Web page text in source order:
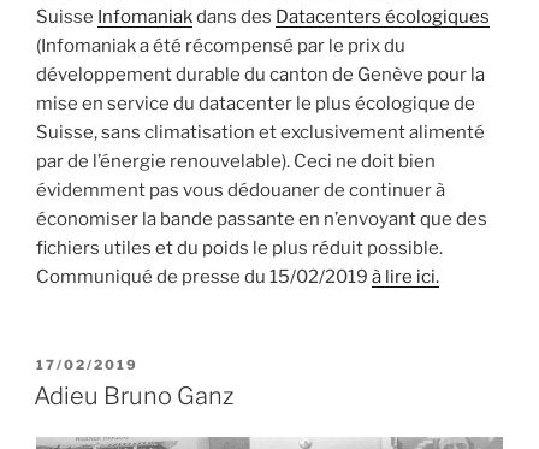
Suisse Infomaniakdans des Datacenters écologiques
(Infomaniak a été récompensé par le prix du
développement durable du canton de Genève pour la
mise en service du datacenter le plus écologique de
Suisse, sans climatisation et exclusivement alimenté
par de l’énergie renouvelable). Ceci ne doit bien
évidemment pas vous dédouaner de continuer à
économiser la bande passante en n’envoyant que des
fichiers utiles et du poids le plus réduit possible.
Communiqué de presse du 15/02/2019 à lire ici.
PUBLIÉ
LE
17/02/2019
Adieu Bruno Ganz